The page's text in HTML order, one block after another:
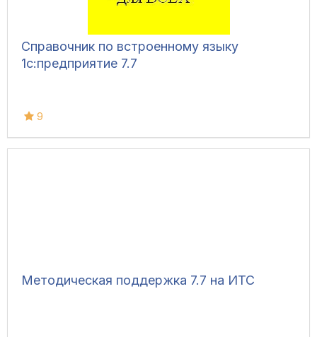
Справочник по встроенному языку
1с:предприятие 7.7
9
Методическая поддержка 7.7 на ИТС